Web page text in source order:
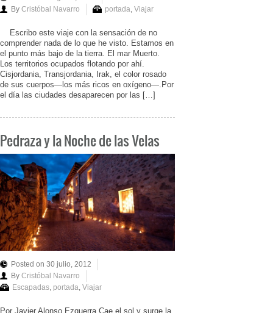
By Cristóbal Navarro portada, Viajar
Escribo este viaje con la sensación de no
comprender nada de lo que he visto. Estamos en
el punto más bajo de la tierra. El mar Muerto.
Los territorios ocupados flotando por ahí.
Cisjordania, Transjordania, Irak, el color rosado
de sus cuerpos—los más ricos en oxígeno—.Por
el día las ciudades desaparecen por las […]
Pedraza y la Noche de las Velas
Posted on 30 julio, 2012
By Cristóbal Navarro
Escapadas, portada, Viajar
Por Javier Alonso Ezquerra Cae el sol y surge la